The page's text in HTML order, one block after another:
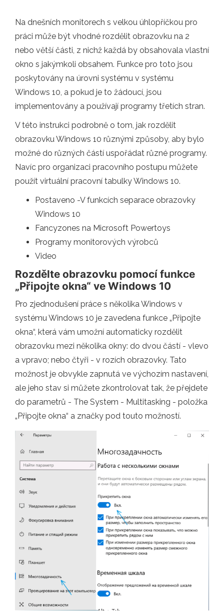
Na dnešních monitorech s velkou úhlopříčkou pro
práci může být vhodné rozdělit obrazovku na 2
nebo větší části, z nichž každá by obsahovala vlastní
okno s jakýmkoli obsahem. Funkce pro toto jsou
poskytovány na úrovni systému v systému
Windows 10, a pokud je to žádoucí, jsou
implementovány a používají programy třetích stran.
V této instrukci podrobně o tom, jak rozdělit
obrazovku Windows 10 různými způsoby, aby bylo
možné do různých částí uspořádat různé programy.
Navíc pro organizaci pracovního postupu můžete
použít virtuální pracovní tabulky Windows 10.
Postaveno -V funkcích separace obrazovky
Windows 10
Fancyzones na Microsoft Powertoys
Programy monitorových výrobců
Video
Rozdělte obrazovku pomocí funkce
„Připojte okna“ ve Windows 10
Pro zjednodušení práce s několika Windows v
systému Windows 10 je zavedena funkce „Připojte
okna“, která vám umožní automaticky rozdělit
obrazovku mezi několika okny: do dvou částí - vlevo
a vpravo; nebo čtyři - v rozích obrazovky. Tato
možnost je obvykle zapnutá ve výchozím nastavení,
ale jeho stav si můžete zkontrolovat tak, že přejdete
do parametrů - The System - Multitasking - položka
„Připojte okna“ a značky pod touto možností.